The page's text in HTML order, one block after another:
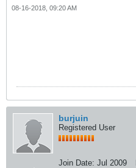
08-16-2018, 09:20 AM
burjuin
Registered User
Join Date: Jul 2009